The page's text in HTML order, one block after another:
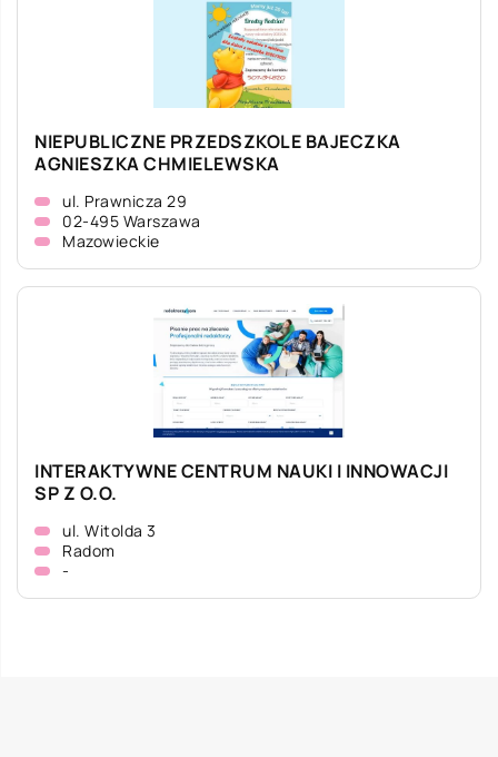
NIEPUBLICZNE PRZEDSZKOLE BAJECZKA
AGNIESZKA CHMIELEWSKA
ul. Prawnicza 29
02-495 Warszawa
Mazowieckie
INTERAKTYWNE CENTRUM NAUKI I INNOWACJI
SP Z O.O.
ul. Witolda 3
Radom
-